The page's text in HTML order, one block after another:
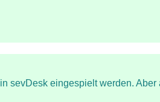
sevDesk eingespielt werden.